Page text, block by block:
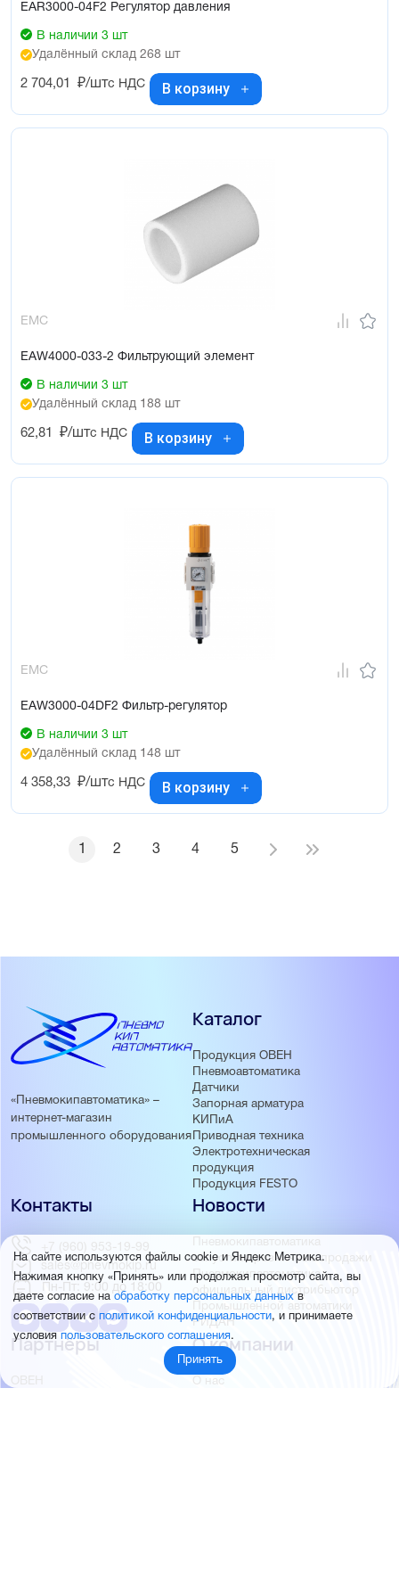
EAR3000-04F2 Регулятор давления
В наличии 3 шт
Удалённый склад 268 шт
2 704,01 ₽/штс НДС В корзину
EMC
EAW4000-033-2 Фильтрующий элемент
В наличии 3 шт
Удалённый склад 188 шт
62,81 ₽/штс НДС В корзину
EMC
EAW3000-04DF2 Фильтр-регулятор
В наличии 3 шт
Удалённый склад 148 шт
4 358,33 ₽/штс НДС В корзину
1 2 3 4 5
«Пневмокипавтоматика» –
интернет-магазин
промышленного оборудования
Каталог
Продукция ОВЕН
Пневмоавтоматика
Датчики
Запорная арматура
КИПиА
Приводная техника
Электротехническая
продукция
Продукция FESTO
Новости
Пневмокипавтоматика
запустила розничные продажи
Пневмокипавтоматика –
официальный дистрибьютор
Промышленной автоматики
РИДАН
Партнёры
ОВЕН
О компании
О нас
Контакты
+7 (960) 953-19-99
sales@pnevmokip.ru
Пн-Пт: 9:00 до 18:00
На сайте используются файлы cookie и Яндекс Метрика.
Нажимая кнопку «Принять» или продолжая просмотр сайта, вы
даете согласие наобработку персональных данных в
соответствии с политикой конфиденциальности, и принимаете
условия пользовательского соглашения.
Принять